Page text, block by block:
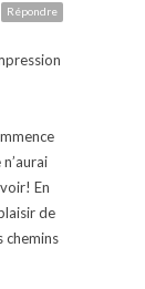
Répondre
En
de
chemins